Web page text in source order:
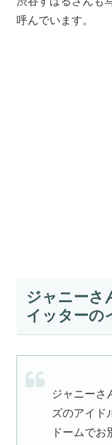
呼んでいます。
ジャニーさ
イッターの
ジャニーさ
ズのアイド
ドームでお